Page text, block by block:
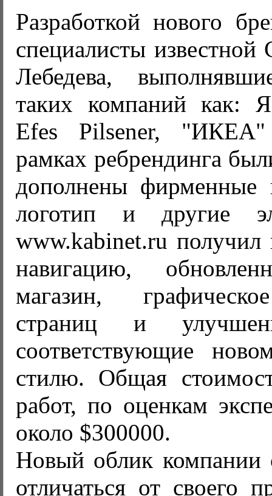
Разработкой нового
специалисты
Лебедева,
таких компаний как:
Efes Pilsener,
рамках ребрендинга
дополнены фирменные
логотип и другие
www.kabinet.ru
навигацию,
магазин,
страниц и
соответствующие
стилю. Общая
работ, по оценкам
около $300000.
Новый облик компании
отличаться от своего